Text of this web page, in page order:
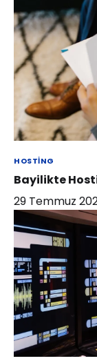
HOSTING
Bayilikte
29 Temmuz